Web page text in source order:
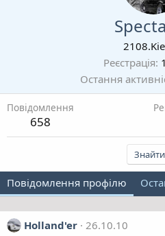
Реєстрація
Остання
Повідомлення
658
Знайти
Повідомлення профілю
Holland'er 26.10.10